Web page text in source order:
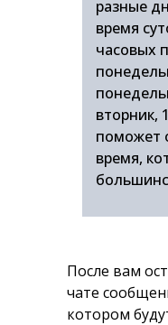
разные
время
часовых
вторник,
поможет
время,
После вам
чате
котором